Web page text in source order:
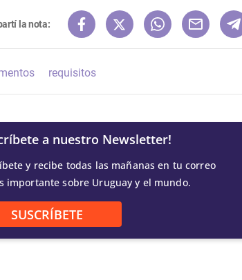
la nota:
requisitos
a nuestro Newsletter!
y recibe todas las mañanas en tu correo
importante sobre Uruguay y el mundo.
SUSCRÍBETE